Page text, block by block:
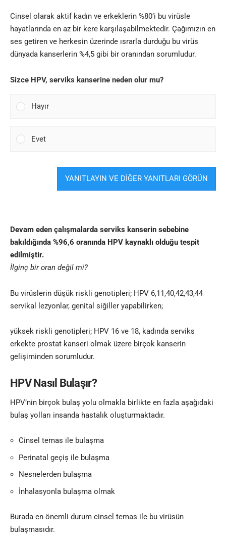
Cinsel olarak aktif kadın ve erkeklerin %80’i bu virüsle
hayatlarında en az bir kere karşılaşabilmektedir. Çağımızın en
ses getiren ve herkesin üzerinde ısrarla durduğu bu virüs
dünyada kanserlerin %4,5 gibi bir oranından sorumludur.
Sizce HPV, serviks kanserine neden olur mu?
Hayır
Evet
YANITLAYIN VE DİĞER YANITLARI GÖRÜN
Devam eden çalışmalarda serviks kanserin sebebine
bakıldığında %96,6 oranında HPV kaynaklı olduğu tespit
edilmiştir.
İlginç bir oran değil mi?
Bu virüslerin düşük riskli genotipleri; HPV 6,11,40,42,43,44
servikal lezyonlar, genital siğiller yapabilirken;
yüksek riskli genotipleri; HPV 16 ve 18, kadında serviks
erkekte prostat kanseri olmak üzere birçok kanserin
gelişiminden sorumludur.
HPV Nasıl Bulaşır?
HPV’nin birçok bulaş yolu olmakla birlikte en fazla aşağıdaki
bulaş yolları insanda hastalık oluşturmaktadır.
Cinsel temas ile bulașma
Perinatal geçiș ile bulaşma
Nesnelerden bulașma
İnhalasyonla bulașma olmak
Burada en önemli durum cinsel temas ile bu virüsün
bulaşmasıdır.